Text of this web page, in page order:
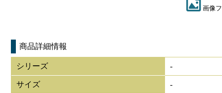
画像
商品詳細情報
シリーズ -
サイズ -